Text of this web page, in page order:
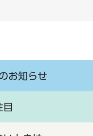
お知らせ
目